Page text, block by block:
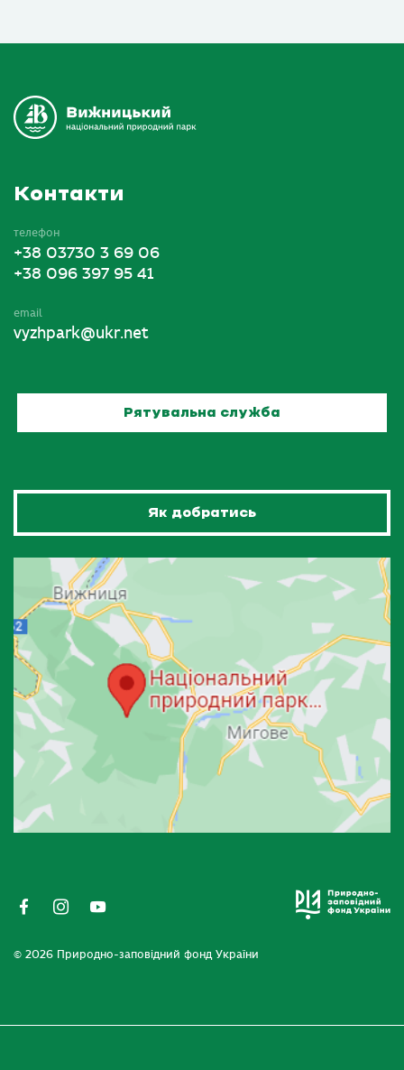
Контакти
телефон
+38 03730 3 69 06
+38 096 397 95 41
email
vyzhpark@ukr.net
Рятувальна служба
Як добратись
© 2026 Природно-заповідний фонд України